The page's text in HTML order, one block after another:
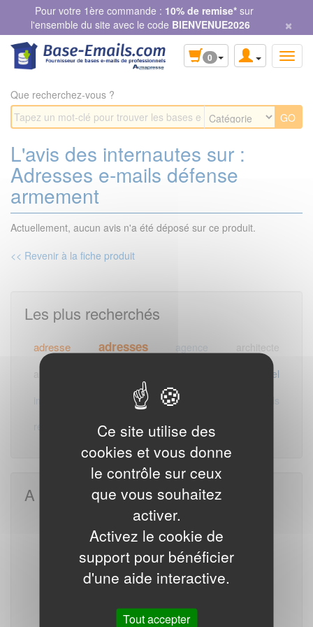
Pour votre 1ère commande : 10% de remise* sur
l'ensemble du site avec le code BIENVENUE2026 ×
0
Que recherchez-vous ?
L'avis des internautes sur :
Adresses e-mails défense
armement
Actuellement, aucun avis n'a été déposé sur ce produit.
<< Revenir à la fiche produit
Les plus recherchés
adresse adresses agence
architecte
automobile
hotel
immobiliere
profession
professionnels
retraite
veterinaire vigneron
A la une
E-mails des entreprises du BTP
Panneau de gestion des cookies
Ce site utilise des
cookies et vous donne
le contrôle sur ceux
que vous souhaitez
activer.
Activez le cookie de
support pour bénéficier
d'une aide interactive.
Tout accepter